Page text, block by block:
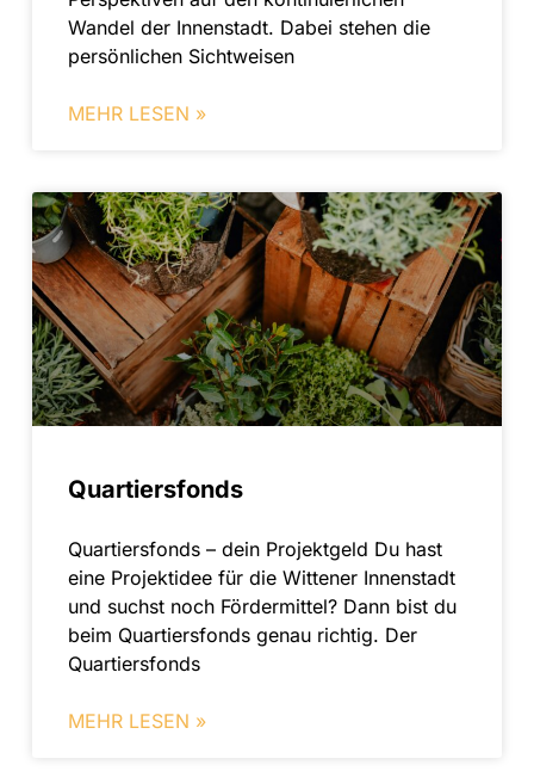
Wandel der Innenstadt. Dabei stehen die
persönlichen Sichtweisen
MEHR LESEN »
Quartiersfonds
Quartiers­fonds – dein Projektgeld Du hast
eine Projektidee für die Wittener Innenstadt
und suchst noch Fördermittel? Dann bist du
beim Quartiersfonds genau richtig. Der
Quartiersfonds
MEHR LESEN »